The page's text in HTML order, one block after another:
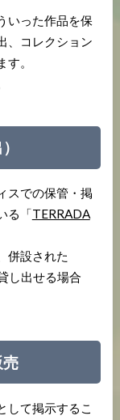
いった作品を保
、コレクション
。
スでの保管・掲
る「TERRADA
併設された
し出せる場合
して掲示するこ